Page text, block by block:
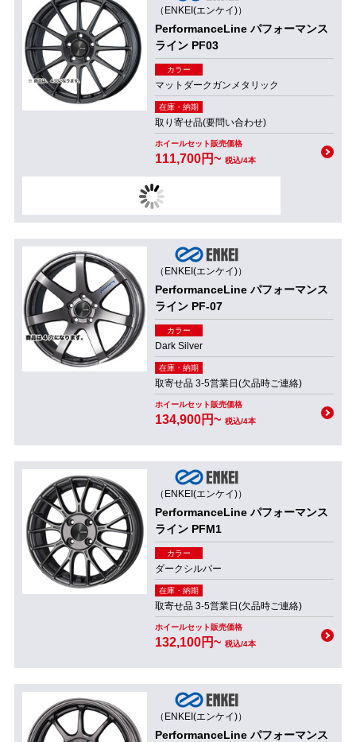
（ENKEI(エンケイ)）
PerformanceLine パフォーマンス
ライン PF03
カラー
マットダークガンメタリック
在庫・納期
取り寄せ品(要問い合わせ)
ホイールセット販売価格
111,700円~ 税込/4本
（ENKEI(エンケイ)）
PerformanceLine パフォーマンス
ライン PF-07
カラー
Dark Silver
在庫・納期
取寄せ品 3-5営業日(欠品時ご連絡)
ホイールセット販売価格
134,900円~ 税込/4本
（ENKEI(エンケイ)）
PerformanceLine パフォーマンス
ライン PFM1
カラー
ダークシルバー
在庫・納期
取寄せ品 3-5営業日(欠品時ご連絡)
ホイールセット販売価格
132,100円~ 税込/4本
（ENKEI(エンケイ)）
PerformanceLine パフォーマンス